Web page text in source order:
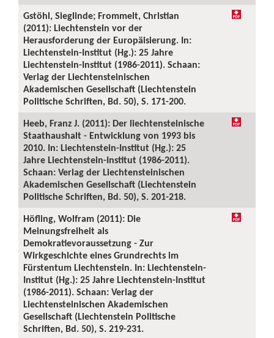
Gstöhl, Sieglinde; Frommelt, Christian
(2011): Liechtenstein vor der
Herausforderung der Europäisierung. In:
Liechtenstein-Institut (Hg.): 25 Jahre
Liechtenstein-Institut (1986-2011). Schaan:
Verlag der Liechtensteinischen
Akademischen Gesellschaft (Liechtenstein
Politische Schriften, Bd. 50), S. 171-200.
Heeb, Franz J. (2011): Der liechtensteinische
Staathaushalt - Entwicklung von 1993 bis
2010. In: Liechtenstein-Institut (Hg.): 25
Jahre Liechtenstein-Institut (1986-2011).
Schaan: Verlag der Liechtensteinischen
Akademischen Gesellschaft (Liechtenstein
Politische Schriften, Bd. 50), S. 201-218.
Höfling, Wolfram (2011): Die
Meinungsfreiheit als
Demokratievoraussetzung - Zur
Wirkgeschichte eines Grundrechts im
Fürstentum Liechtenstein. In: Liechtenstein-
Institut (Hg.): 25 Jahre Liechtenstein-Institut
(1986-2011). Schaan: Verlag der
Liechtensteinischen Akademischen
Gesellschaft (Liechtenstein Politische
Schriften, Bd. 50), S. 219-231.